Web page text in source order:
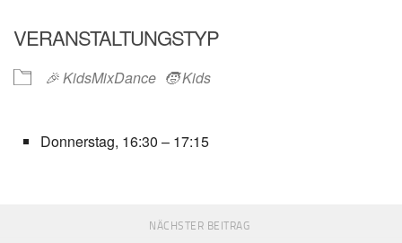
VERANSTALTUNGSTYP
🎉 KidsMixDance 🧒 Kids
Donnerstag, 16:30 – 17:15
NÄCHSTER BEITRAG